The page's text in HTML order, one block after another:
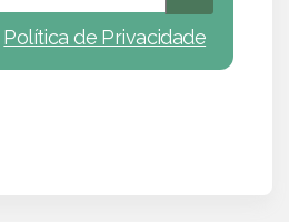
Política de Privacidade